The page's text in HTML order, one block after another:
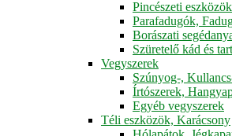
Pincészeti eszközök
Parafadugók,
Borászati
Szüretelő kád és
Vegyszerek
Szúnyog-,
Írtószerek,
Egyéb vegyszerek
Téli eszközök, Karácsony